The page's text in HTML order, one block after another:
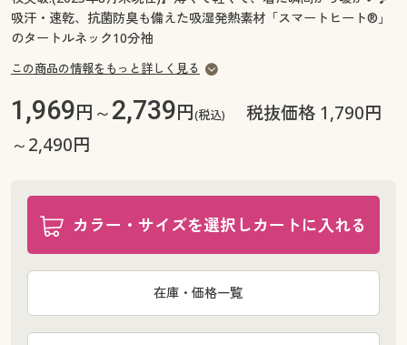
よくある質問とお問い合わせ
吸汗・速乾、抗菌防臭も備えた吸湿発熱素材「スマートヒート®」
のタートルネック10分袖
この商品の情報をもっと詳しく見る
1,969円～2,739円(税込)
税抜価格 1,790円
～2,490円
カラー・サイズを選択しカートに入れる
在庫・価格一覧